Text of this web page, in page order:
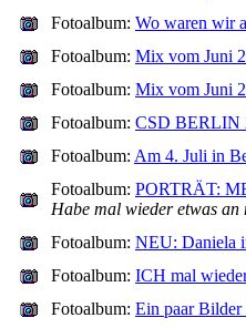
Fotoalbum: Wo waren wir
Fotoalbum: Mix vom Juni
Fotoalbum: Mix vom Juni
Fotoalbum: CSD BERLIN
Fotoalbum: Am 4. Juli in
Fotoalbum: PORTRÄT:
Habe mal wieder etwas
Fotoalbum: NEU: Daniela
Fotoalbum: ICH mal
Fotoalbum: Ein paar Bilder